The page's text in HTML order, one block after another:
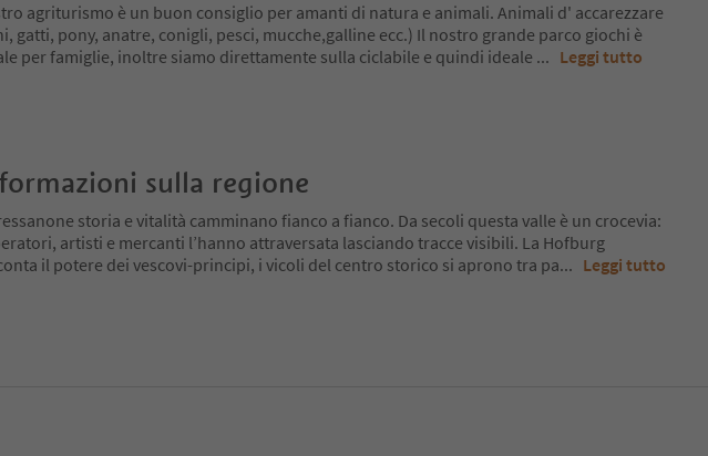
agriturismo è un buon consiglio per amanti di natura e animali. Animali d' accarezzare
gatti, pony, anatre, conigli, pesci, mucche,galline ecc.) Il nostro grande parco giochi è
per famiglie, inoltre siamo direttamente sulla ciclabile e quindi ideale ... Leggi tutto
sulla regione
storia e vitalità camminano fianco a fianco. Da secoli questa valle è un crocevia:
artisti e mercanti l’hanno attraversata lasciando tracce visibili. La Hofburg
il potere dei vescovi-principi, i vicoli del centro storico si aprono tra pa... Leggi tutto